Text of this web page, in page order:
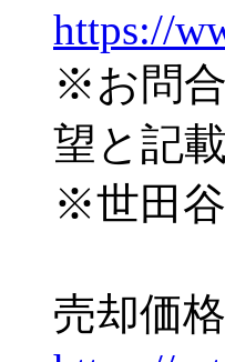
https://
※お問
望と記
※世田
売却価